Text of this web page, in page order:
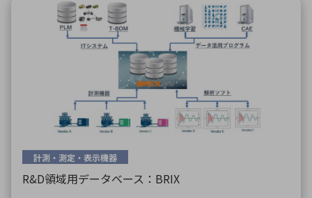
計測・測定・表示機器
R&D領域用データベース：BRIX